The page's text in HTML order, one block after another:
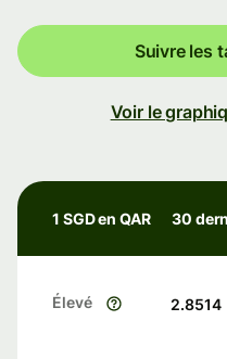
Suivre les
Voir le
1 SGD en QAR 30
Élevé 2.8514